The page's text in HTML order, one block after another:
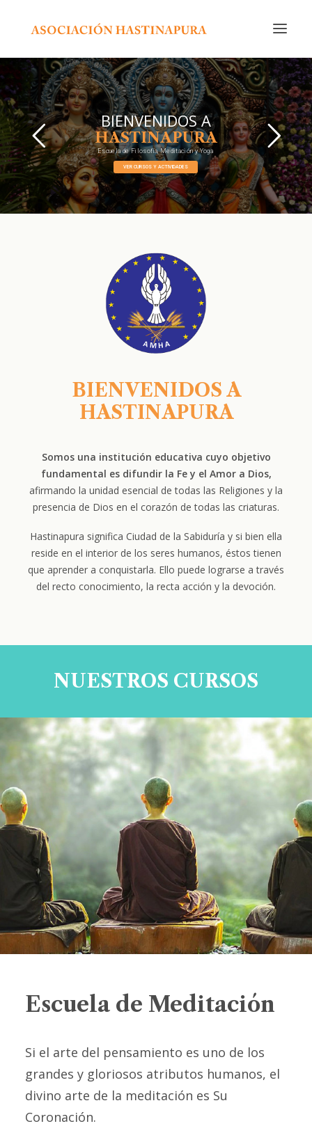
INICIO
CURSOS Y ACTIVIDADES
CALENDARIO
NOSOTROS
EDITORIAL
RADIO
HASTINAPURA
Escuela de Filosofía, Meditación y Yoga
VER CURSOS Y ACTIVIDADES
BIENVENIDOS A
BIENVENIDOS A
HASTINAPURA
Somos una institución educativa cuyo objetivo
fundamental es difundir la Fe y el Amor a Dios,
afirmando la unidad esencial de todas las Religiones y la
presencia de Dios en el corazón de todas las criaturas.
Hastinapura significa Ciudad de la Sabiduría y si bien ella
reside en el interior de los seres humanos, éstos tienen
que aprender a conquistarla. Ello puede lograrse a través
del recto conocimiento, la recta acción y la devoción.
NUESTROS CURSOS
Escuela de Meditación
Si el arte del pensamiento es uno de los
grandes y gloriosos atributos humanos, el
divino arte de la meditación es Su
Coronación.